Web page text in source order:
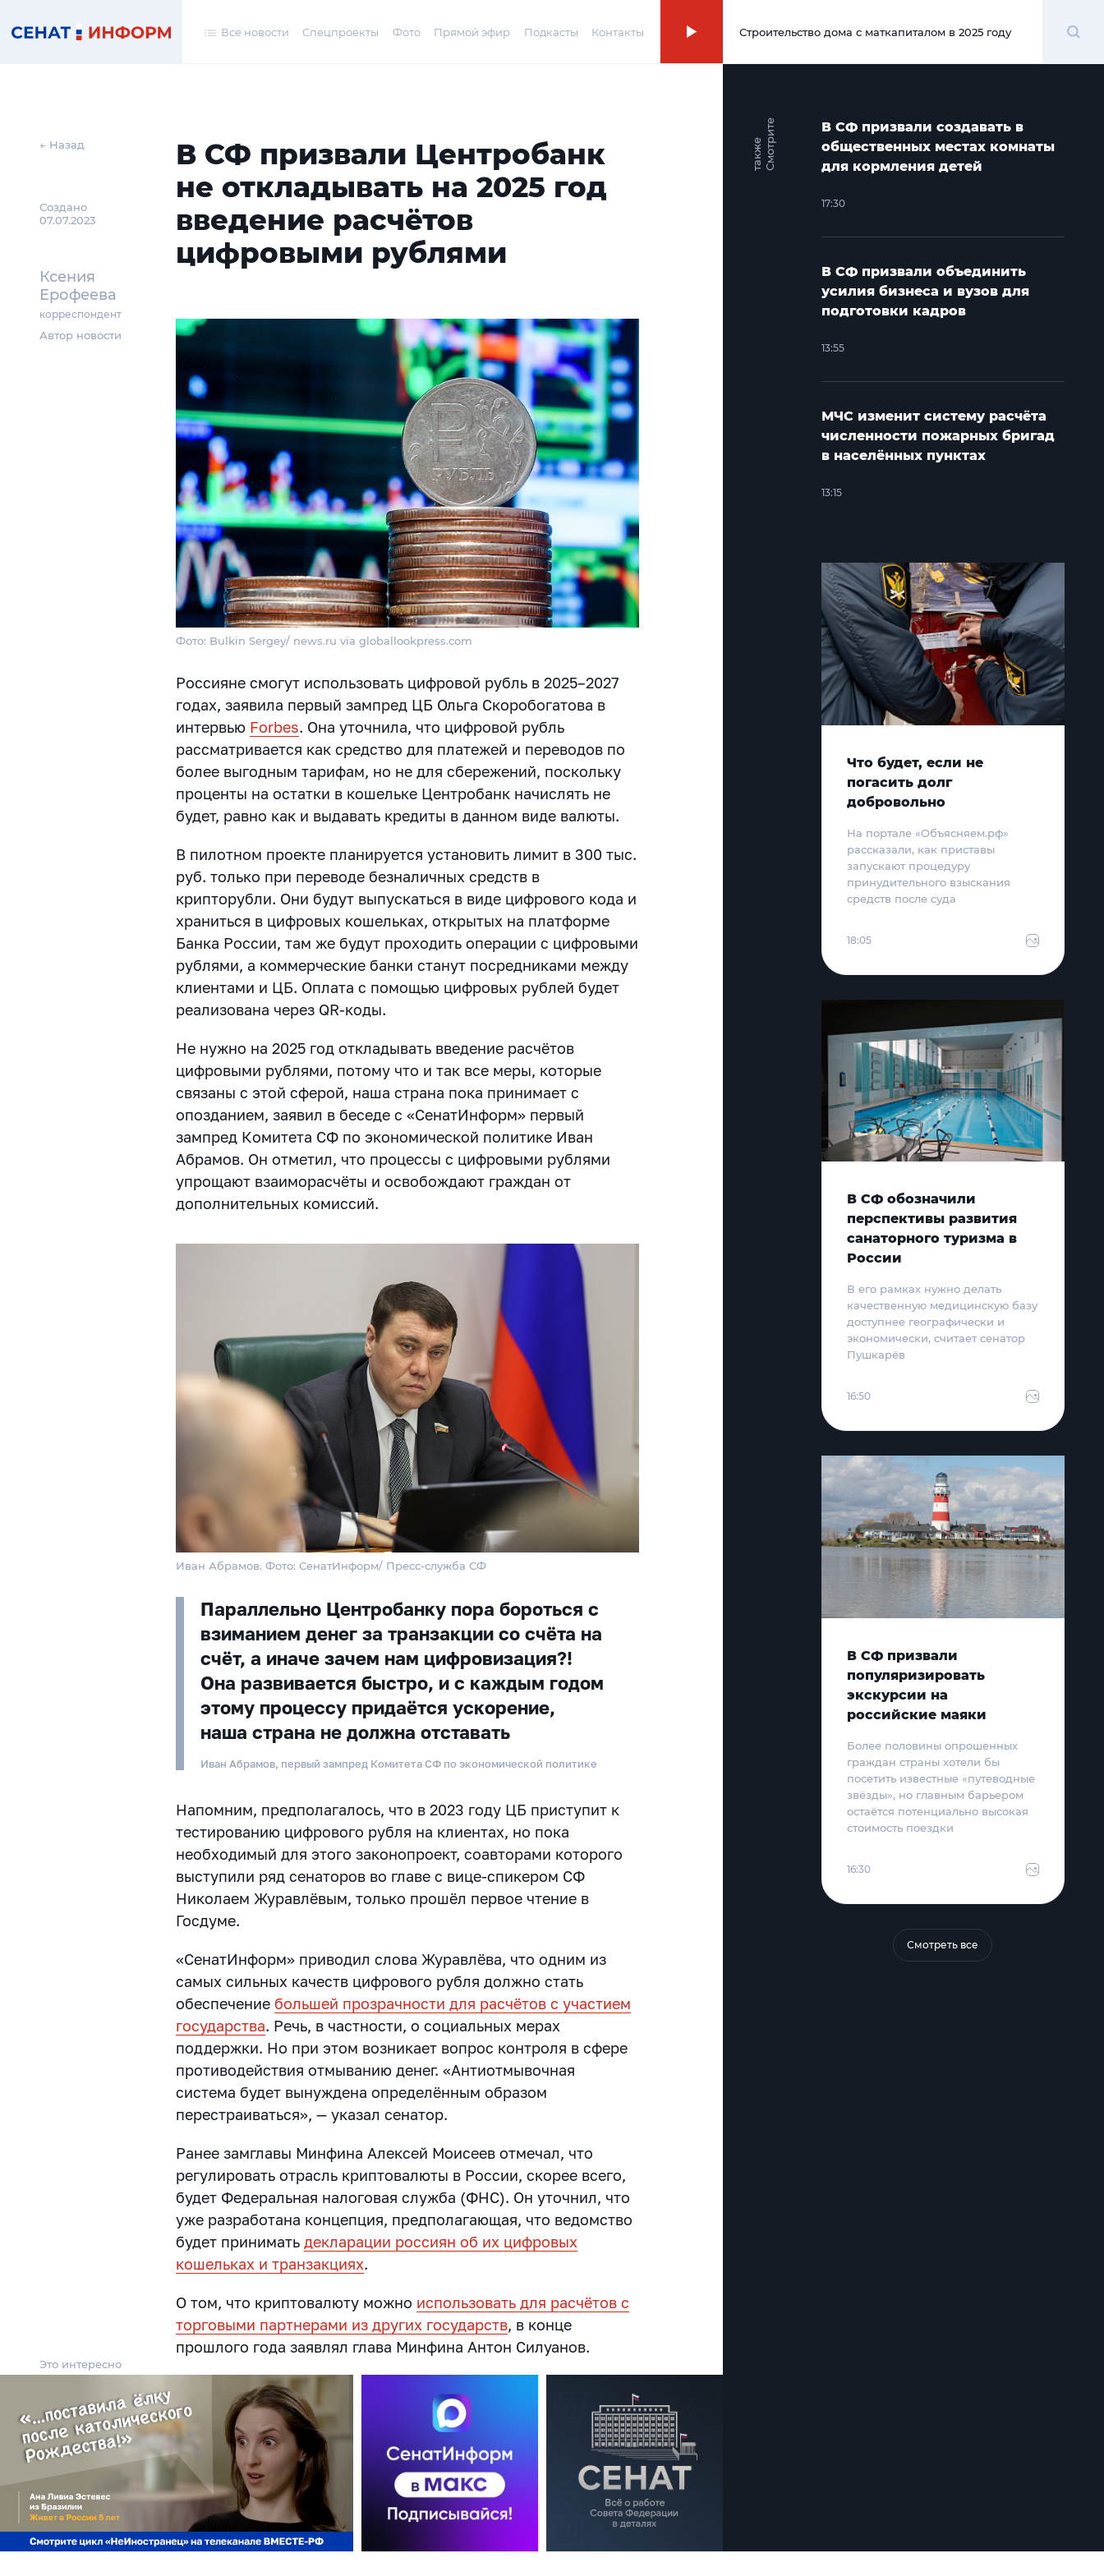
Все новости Спецпроекты Фото Прямой эфир Подкасты Контакты 00:00
Строительство дома с маткапиталом в 2025 году
← Назад
Создано
07.07.2023
Ксения
Ерофеева
корреспондент
Автор новости
В СФ призвали Центробанк
не откладывать на 2025 год
введение расчётов
цифровыми рублями
Фото: Bulkin Sergey/ news.ru via globallookpress.com
Россияне смогут использовать цифровой рубль в 2025–2027
годах, заявила первый зампред ЦБ Ольга Скоробогатова в
интервью Forbes. Она уточнила, что цифровой рубль
рассматривается как средство для платежей и переводов по
более выгодным тарифам, но не для сбережений, поскольку
проценты на остатки в кошельке Центробанк начислять не
будет, равно как и выдавать кредиты в данном виде валюты.
В пилотном проекте планируется установить лимит в 300 тыс.
руб. только при переводе безналичных средств в
крипторубли. Они будут выпускаться в виде цифрового кода и
храниться в цифровых кошельках, открытых на платформе
Банка России, там же будут проходить операции с цифровыми
рублями, а коммерческие банки станут посредниками между
клиентами и ЦБ. Оплата с помощью цифровых рублей будет
реализована через QR-коды.
Не нужно на 2025 год откладывать введение расчётов
цифровыми рублями, потому что и так все меры, которые
связаны с этой сферой, наша страна пока принимает с
опозданием, заявил в беседе с «СенатИнформ» первый
зампред Комитета СФ по экономической политике Иван
Абрамов. Он отметил, что процессы с цифровыми рублями
упрощают взаиморасчёты и освобождают граждан от
дополнительных комиссий.
Иван Абрамов. Фото: СенатИнформ/ Пресс-служба СФ
Параллельно Центробанку пора бороться с
взиманием денег за транзакции со счёта на
счёт, а иначе зачем нам цифровизация?!
Она развивается быстро, и с каждым годом
этому процессу придаётся ускорение,
наша страна не должна отставать
Иван Абрамов, первый зампред Комитета СФ по экономической политике
Напомним, предполагалось, что в 2023 году ЦБ приступит к
тестированию цифрового рубля на клиентах, но пока
необходимый для этого законопроект, соавторами которого
выступили ряд сенаторов во главе с вице-спикером СФ
Николаем Журавлёвым, только прошёл первое чтение в
Госдуме.
«СенатИнформ» приводил слова Журавлёва, что одним из
самых сильных качеств цифрового рубля должно стать
обеспечение большей прозрачности для расчётов с участием
государства. Речь, в частности, о социальных мерах
поддержки. Но при этом возникает вопрос контроля в сфере
противодействия отмыванию денег. «Антиотмывочная
система будет вынуждена определённым образом
перестраиваться», — указал сенатор.
Ранее замглавы Минфина Алексей Моисеев отмечал, что
регулировать отрасль криптовалюты в России, скорее всего,
будет Федеральная налоговая служба (ФНС). Он уточнил, что
уже разработана концепция, предполагающая, что ведомство
будет приниматьдекларации россиян об их цифровых
кошельках и транзакциях.
О том, что криптовалюту можно использовать для расчётов с
торговыми партнерами из других государств, в конце
прошлого года заявлял глава Минфина Антон Силуанов.
Это интересно
С
м
о
т
р и
т
е
т
а
к
ж
е
В СФ призвали создавать в
общественных местах комнаты
для кормления детей
17:30
В СФ призвали объединить
усилия бизнеса и вузов для
подготовки кадров
13:55
МЧС изменит систему расчёта
численности пожарных бригад
в населённых пунктах
13:15
Что будет, если не
погасить долг
добровольно
На портале «Объясняем.рф»
рассказали, как приставы
запускают процедуру
принудительного взыскания
средств после суда
18:05
В СФ обозначили
перспективы развития
санаторного туризма в
России
В его рамках нужно делать
качественную медицинскую базу
доступнее географически и
экономически, считает сенатор
Пушкарёв
16:50
В СФ призвали
популяризировать
экскурсии на
российские маяки
Более половины опрошенных
граждан страны хотели бы
посетить известные «путеводные
звёзды», но главным барьером
остаётся потенциально высокая
стоимость поездки
16:30
Смотреть все